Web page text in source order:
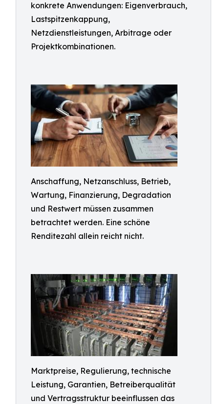
konkrete Anwendungen: Eigenverbrauch,
Lastspitzenkappung,
Netzdienstleistungen, Arbitrage oder
Projektkombinationen.
Anschaffung, Netzanschluss, Betrieb,
Wartung, Finanzierung, Degradation
und Restwert müssen zusammen
betrachtet werden. Eine schöne
Renditezahl allein reicht nicht.
Marktpreise, Regulierung, technische
Leistung, Garantien, Betreiberqualität
und Vertragsstruktur beeinflussen das